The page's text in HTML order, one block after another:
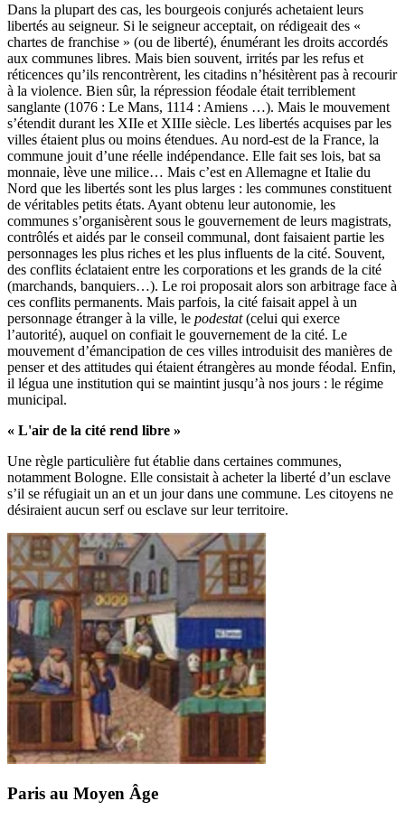
Dans la plupart des cas, les bourgeois conjurés achetaient leurs
libertés au seigneur. Si le seigneur acceptait, on rédigeait des «
chartes de franchise » (ou de liberté), énumérant les droits accordés
aux communes libres. Mais bien souvent, irrités par les refus et
réticences qu’ils rencontrèrent, les citadins n’hésitèrent pas à recourir
à la violence. Bien sûr, la répression féodale était terriblement
sanglante (1076 : Le Mans, 1114 : Amiens …). Mais le mouvement
s’étendit durant les XIIe et XIIIe siècle. Les libertés acquises par les
villes étaient plus ou moins étendues. Au nord-est de la France, la
commune jouit d’une réelle indépendance. Elle fait ses lois, bat sa
monnaie, lève une milice… Mais c’est en Allemagne et Italie du
Nord que les libertés sont les plus larges : les communes constituent
de véritables petits états. Ayant obtenu leur autonomie, les
communes s’organisèrent sous le gouvernement de leurs magistrats,
contrôlés et aidés par le conseil communal, dont faisaient partie les
personnages les plus riches et les plus influents de la cité. Souvent,
des conflits éclataient entre les corporations et les grands de la cité
(marchands, banquiers…). Le roi proposait alors son arbitrage face à
ces conflits permanents. Mais parfois, la cité faisait appel à un
personnage étranger à la ville, le podestat(celui qui exerce
l’autorité), auquel on confiait le gouvernement de la cité. Le
mouvement d’émancipation de ces villes introduisit des manières de
penser et des attitudes qui étaient étrangères au monde féodal. Enfin,
il légua une institution qui se maintint jusqu’à nos jours : le régime
municipal.
« L'air de la cité rend libre »
Une règle particulière fut établie dans certaines communes,
notamment Bologne. Elle consistait à acheter la liberté d’un esclave
s’il se réfugiait un an et un jour dans une commune. Les citoyens ne
désiraient aucun serf ou esclave sur leur territoire.
Paris au Moyen Âge